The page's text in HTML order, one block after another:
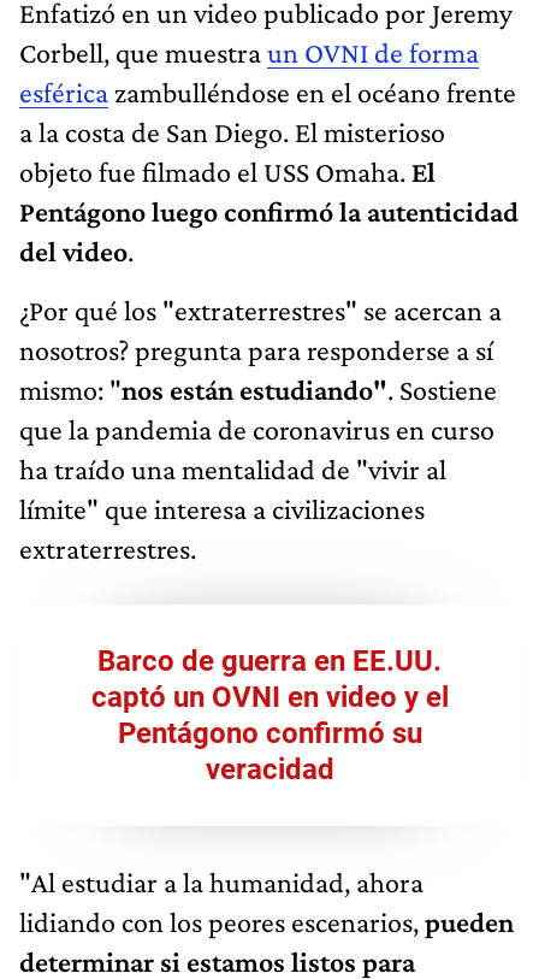
Enfatizó en un video publicado por Jeremy
Corbell, que muestraun OVNI de forma
esférica zambulléndose en el océano frente
a la costa de San Diego. El misterioso
objeto fue filmado el USS Omaha. El
Pentágono luego confirmó la autenticidad
del video.
¿Por qué los "extraterrestres" se acercan a
nosotros? pregunta para responderse a sí
mismo: "nos están estudiando". Sostiene
que la pandemia de coronavirus en curso
ha traído una mentalidad de "vivir al
límite" que interesa a civilizaciones
extraterrestres.
Barco de guerra en EE.UU.
captó un OVNI en video y el
Pentágono confirmó su
veracidad
"Al estudiar a la humanidad, ahora
lidiando con los peores escenarios,pueden
determinar si estamos listos para